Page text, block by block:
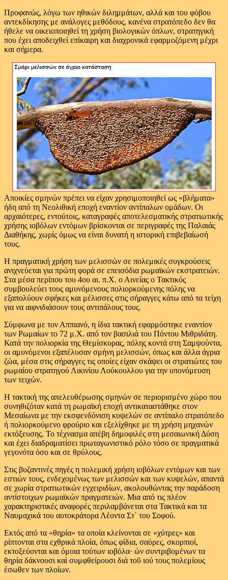
Προφανώς, λόγω των ηθικών διλημμάτων, αλλά και του φόβου
αντεκδίκησης με ανάλογες μεθόδους, κανένα στρατόπεδο δεν θα
ήθελε να οικειοποιηθεί τη χρήση βιολογικών όπλων, στρατηγική
που έχει αποδειχθεί επίκαιρη και διαχρονικά εφαρμοζόμενη μέχρι
και σήμερα.
Αποικίες σμηνών πρέπει να είχαν χρησιμοποιηθεί ως «βλήματα»
ήδη από τη Νεολιθική εποχή εναντίον αντίπαλων ομάδων. Οι
αρχαιότερες, εντούτοις, καταγραφές αποτελεσματικής στρατιωτικής
χρήσης ιοβόλων εντόμων βρίσκονται σε περιγραφές της Παλαιάς
Διαθήκης, χωρίς όμως να είναι δυνατή η ιστορική επιβεβαίωσή
τους.
Η πραγματική χρήση των μελισσών σε πολεμικές συγκρούσεις
ανιχνεύεται για πρώτη φορά σε επεισόδια ρωμαϊκών εκστρατειών.
Στα μέσα περίπου του 4ου αι. π.Χ. ο Αινείας ο Τακτικός
συμβουλεύει τους αμυνόμενους πολιορκούμενης πόλης να
εξαπολύουν σφήκες και μέλισσες στις σήραγγες κάτω από τα τείχη
για να αιφνιδιάσουν τους αντιπάλους τους.
Σύμφωνα με τον Αππιανό, η ίδια τακτική εφαρμόστηκε εναντίον
των Ρωμαίων το 72 μ.Χ. από τον βασιλιά του Πόντου Μιθριδάτη.
Κατά την πολιορκία της Θεμίσκυρας, πόλης κοντά στη Σαμψούντα,
οι αμυνόμενοι εξαπέλυσαν σμήνη μελισσών, όπως και άλλα άγρια
ζώα, μέσα στις σήραγγες τις οποίες είχαν σκάψει οι στρατιώτες του
ρωμαίου στρατηγού Λικινίου Λούκουλλου για την υπονόμευση
των τειχών.
Η τακτική της απελευθέρωσης σμηνών σε περιορισμένο χώρο που
συνηθιζόταν κατά τη ρωμαϊκή εποχή αντικαταστάθηκε στον
Μεσαίωνα με την εκσφενδόνιση κυψελών σε αντίπαλο στρατόπεδο
ή πολιορκούμενο φρούριο και εξελίχθηκε με τη χρήση μηχανών
εκτόξευσης. Το τέχνασμα απέβη δημοφιλές στη μεσαιωνική Δύση
και έχει διαδραματίσει πρωταγωνιστικό ρόλο τόσο σε πραγματικά
γεγονότα όσο και σε θρύλους.
Στις βυζαντινές πηγές η πολεμική χρήση ιοβόλων εντόμων και των
εστιών τους, ενδεχομένως των μελισσών και των κυψελών, απαντά
σε χωρία στρατιωτικών εγχειριδίων, ακολουθώντας την παράδοση
αντίστοιχων ρωμαϊκών πραγματειών. Μια από τις πλέον
χαρακτηριστικές αναφορές περιλαμβάνεται στα Τακτικά και τα
Ναυμαχικά του αυτοκράτορα Λέοντα Στ΄ του Σοφού.
Εκτός από τα «θηρία» τα οποία κλείνονται σε «χύτρες» και
ρίπτονται στα εχθρικά πλοία, όπως φίδια, σαύρες, σκορπιοί,
εκτοξεύονται και όμοια τούτων ιοβόλα· ών συντριβομένων τα
θηρία δάκνουσι καὶ συμφθείρουσι διά τοῦ ιού τους πολεμίους
έσωθεν των πλοίων.